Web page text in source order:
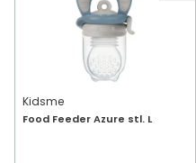
Kidsme
Food Feeder Azure stl. L